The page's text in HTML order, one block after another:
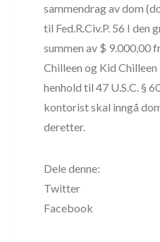
sammendrag av dom
til Fed.R.Civ.P. 56 I den
summen av $ 9.000,00
Chilleen og Kid
henhold til 47 U.S.C. §
kontorist skal inngå
deretter.
Dele denne:
Twitter
Facebook